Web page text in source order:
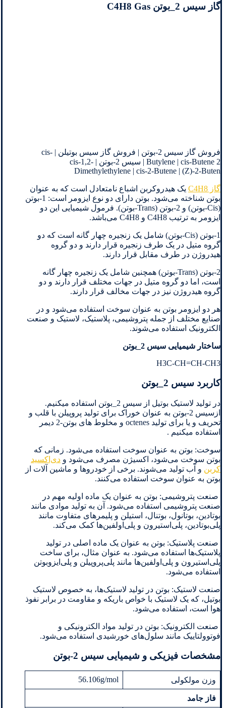
گاز سیس 2_بوتن C4H8 Gas
فروش گاز سیس 2-بوتن | فروش گاز سیس بوتیلن | cis-
Butylene | cis-Butene 2 | سیس 2-بوتن | cis-1,2-
Dimethylethylene | cis-2-Butene | (Z)-2-Buten
گاز C4H8
یک هیدروکربن اشباع نامتعادل است که به عنوان
بوتن شناخته می‌شود. بوتن دارای دو نوع ایزومر است: 1-بوتن
(Cis-بوتن) و 2-بوتن (Trans-بوتن). فرمول شیمیایی این دو
ایزومر به ترتیب C4H8 و C4H8 می‌باشد.
1-بوتن (Cis-بوتن) شامل یک زنجیره چهار گانه است که دو
گروه متیل در یک طرف زنجیره قرار دارند و دو گروه
هیدروژن در طرف مقابل قرار دارند.
2-بوتن (Trans-بوتن) همچنین شامل یک زنجیره چهار گانه
است، اما دو گروه متیل در جهات مختلف قرار دارند و دو
گروه هیدروژن نیز در جهات مخالف قرار دارند.
هر دو ایزومر بوتن به عنوان سوخت استفاده می‌شود و در
صنایع مختلف از جمله پتروشیمی، پلاستیک، لاستیک و صنعت
الکترونیک استفاده می‌شوند.
ساختار شیمیایی سیس 2_بوتن
H3C-CH=CH-CH3
کاربرد سیس 2_بوتن
در تولید لاستیک بوتیل از سیس 2_بوتن استفاده میکنیم.
ازسیس 2-بوتن به عنوان خوراک برای تولید پروپیلن با قلب و
تحریف و یا برای تولید octenes و مخلوط های بوتن-2 دیمر
استفاده میکنیم .
سوخت: بوتن به عنوان سوخت استفاده می‌شود. زمانی که
بوتن سوخت می‌شود، اکسیژن مصرف می‌شود و دی‌اکسید
کربن و آب تولید می‌شوند. برخی از خودروها و ماشین آلات از
بوتن به عنوان سوخت استفاده می‌کنند.
صنعت پتروشیمی: بوتن به عنوان یک ماده اولیه مهم در
صنعت پتروشیمی استفاده می‌شود. آن به تولید موادی مانند
بوتادین، بوتانول، بوتنال، استیلن و پلیمرهای متفاوت مانند
پلی‌بوتادین، پلی‌استیرون و پلی‌اولفین‌ها کمک می‌کند.
صنعت پلاستیک: بوتن به عنوان یک ماده اصلی در تولید
پلاستیک‌ها استفاده می‌شود. به عنوان مثال، برای ساخت
پلی‌استیرون و پلی‌اولفین‌ها مانند پلی‌پروپیلن و پلی‌ایزوبوتن
استفاده می‌شود.
صنعت لاستیک: بوتن در تولید لاستیک‌ها، به خصوص لاستیک
بوتیل، که یک لاستیک با خواص باریکه و مقاومت در برابر نفوذ
هوا است، استفاده می‌شود.
صنعت الکترونیک: بوتن در تولید مواد الکترونیکی و
فوتوولتاییک مانند سلول‌های خورشیدی استفاده می‌شود.
مشخصات فیزیکی و شیمیایی سیس 2-بوتن
وزن مولکولی 56.106g/mol
فاز جامد